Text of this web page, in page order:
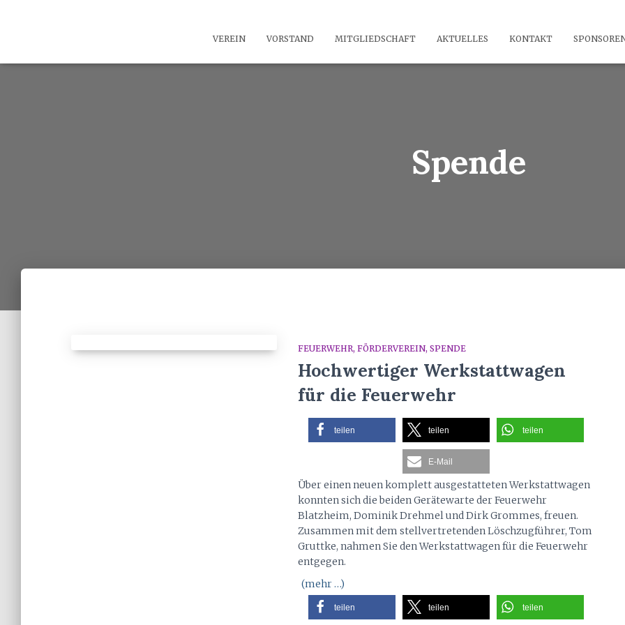
VEREIN VORSTAND MITGLIEDSCHAFT AKTUELLES KONTAKT
Spende
FEUERWEHR FÖRDERVEREIN SPENDE
Hochwertiger Werkstattwagen
für die Feuerwehr
teilen teilen teilen
E-Mail
Über einen neuen komplett ausgestatteten Werkstattwagen
konnten sich die beiden Gerätewarte der Feuerwehr
Blatzheim, Dominik Drehmel und Dirk Grommes, freuen.
Zusammen mit dem stellvertretenden Löschzugführer, Tom
Gruttke, nahmen Sie den Werkstattwagen für die Feuerwehr
entgegen.
(mehr …)
teilen teilen teilen